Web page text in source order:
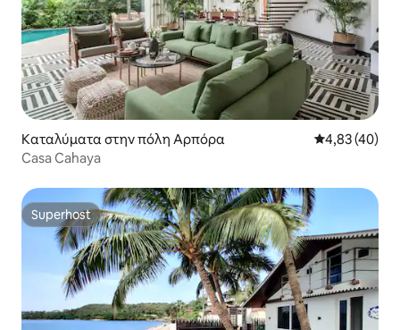
Καταλύματα στην πόλη Αρπόρα Μέση
4,83 (40)
Casa Cahaya
Superhost
Superhost